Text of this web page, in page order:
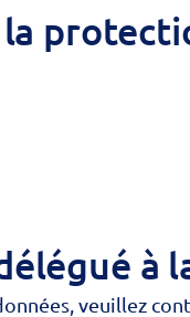
à
veuillez